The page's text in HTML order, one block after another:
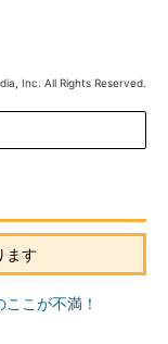
Inc. All Rights Reserved.
ます
こが不満！